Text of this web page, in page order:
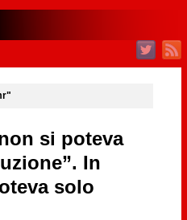
si poteva
In
solo